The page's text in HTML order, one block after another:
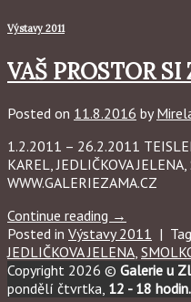
Výstavy 2011
VAŠ PROSTOR
Posted on 11.8.2016 by
1.2.2011 – 26.2.2011
KAREL, JEDLIČKOVA
WWW.GALERIEZAMA.CZ
Continue reading →
Posted in Výstavy 2011 |
JEDLIČKOVA JELENA
Copyright 2026 © Galerie u
pondělí čtvrtka, 12 - 18 hodin.